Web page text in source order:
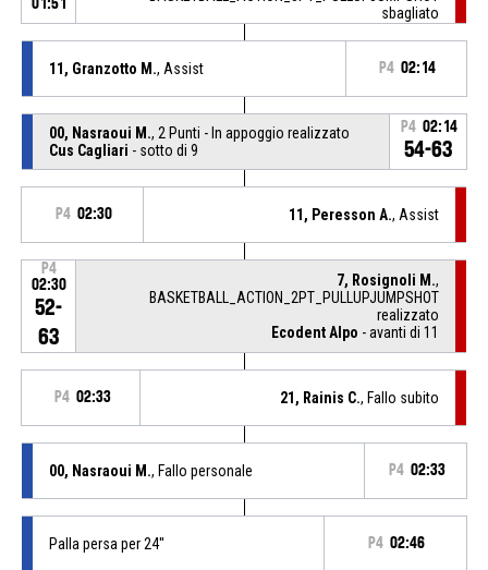
01:51
sbagliato
11, Granzotto M., Assist P4 02:14
00, Nasraoui M., 2 Punti - In appoggio realizzato
Cus Cagliari - sotto di 9
P4 02:14
54-63
P4 02:30 11, Peresson A., Assist
P4
02:30
52-
63
7, Rosignoli M.,
BASKETBALL_ACTION_2PT_PULLUPJUMPSHOT
realizzato
Ecodent Alpo - avanti di 11
P4 02:33 21, Rainis C., Fallo subito
00, Nasraoui M., Fallo personale P4 02:33
Palla persa per 24'' P4 02:46